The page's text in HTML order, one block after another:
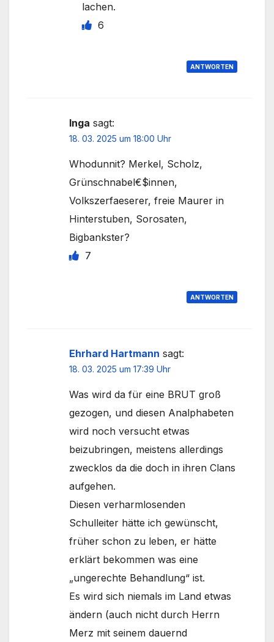
lachen.
6
ANTWORTEN
Inga sagt:
18. 03. 2025 um 18:00 Uhr
Whodunnit? Merkel, Scholz,
Grünschnabel€$innen,
Volkszerfaeserer, freie Maurer in
Hinterstuben, Sorosaten,
Bigbankster?
7
ANTWORTEN
Ehrhard Hartmann sagt:
18. 03. 2025 um 17:39 Uhr
Was wird da für eine BRUT groß
gezogen, und diesen Analphabeten
wird noch versucht etwas
beizubringen, meistens allerdings
zwecklos da die doch in ihren Clans
aufgehen.
Diesen verharmlosenden
Schulleiter hätte ich gewünscht,
früher schon zu leben, er hätte
erklärt bekommen was eine
„ungerechte Behandlung“ ist.
Es wird sich niemals im Land etwas
ändern (auch nicht durch Herrn
Merz mit seinem dauernd